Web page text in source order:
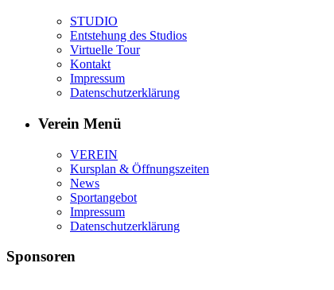
STUDIO
Entstehung des Studios
Virtuelle Tour
Kontakt
Impressum
Datenschutzerklärung
Verein Menü
VEREIN
Kursplan & Öffnungszeiten
News
Sportangebot
Impressum
Datenschutzerklärung
Sponsoren